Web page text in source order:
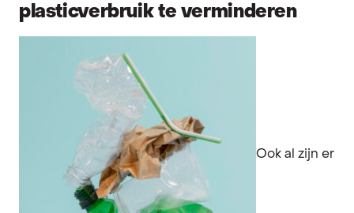
plasticverbruik te verminderen
Ook al zijn er